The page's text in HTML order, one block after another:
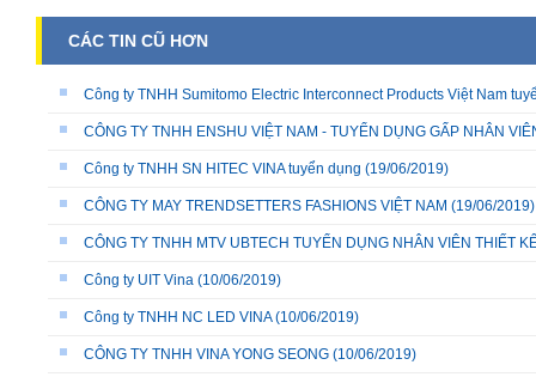
CÁC TIN CŨ HƠN
Công ty TNHH Sumitomo Electric Interconnect Products Việt Nam
CÔNG TY TNHH ENSHU VIỆT NAM - TUYỂN DỤNG GẤP NHÂN
Công ty TNHH SN HITEC VINA tuyển dụng (19/06/2019)
CÔNG TY MAY TRENDSETTERS FASHIONS VIỆT NAM (19/06/2019)
CÔNG TY TNHH MTV UBTECH TUYỂN DỤNG NHÂN VIÊN THIẾT
Công ty UIT Vina (10/06/2019)
Công ty TNHH NC LED VINA(10/06/2019)
CÔNG TY TNHH VINA YONG SEONG (10/06/2019)